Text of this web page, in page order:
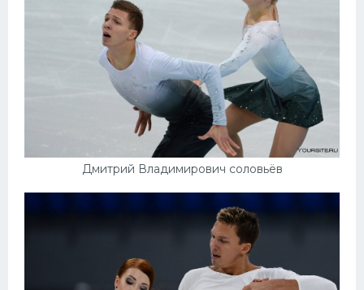
Дмитрий Владимирович соловьёв